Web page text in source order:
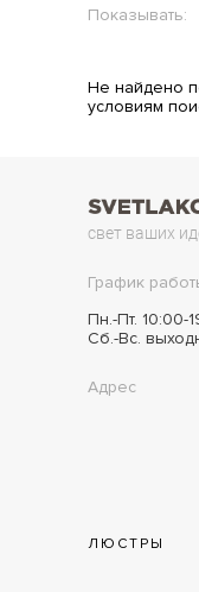
Показывать:
Не найдено
условиям
свет ваших
График
Пн.-Пт. 10:00-
Сб.-Вс.
Адрес
ЛЮСТРЫ